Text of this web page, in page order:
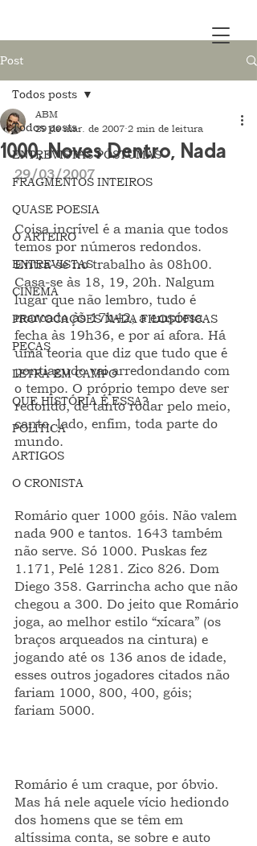
Post
Todos posts
ENTREVISTAS PÓSTUMAS
FRAGMENTOS INTEIROS
QUASE POESIA
O ARTEIRO
ENTREVISTAS
CINEMA
PROVOCAÇÕES NADA FILOSÓFICAS
PEÇAS
LETRA EM CAMPO
QUE HISTÓRIA É ESSA?
POLÍTICA
ARTIGOS
O CRONISTA
Todos posts
1000, Noves Dentro, Nada
ABM
29 de mar. de 2007 2 min de leitura
29/03/2007
Coisa incrível é a mania que todos
temos por números redondos.
Entra-se no trabalho às 08h00.
Casa-se às 18, 19, 20h. Nalgum
lugar que não lembro, tudo é
marcado às 17h42, a empresa
fecha às 19h36, e por aí afora. Há
uma teoria que diz que tudo que é
pontiagudo vai arredondando com
o tempo. O próprio tempo deve ser
redondo, de tanto rodar pelo meio,
canto, lado, enfim, toda parte do
mundo.
Romário quer 1000 góis. Não valem
nada 900 e tantos. 1643 também
não serve. Só 1000. Puskas fez
1.171, Pelé 1281. Zico 826. Dom
Diego 358. Garrincha acho que não
chegou a 300. Do jeito que Romário
joga, ao melhor estilo “xícara” (os
braços arqueados na cintura) e
jogando até os 136 anos de idade,
esses outros jogadores citados não
fariam 1000, 800, 400, góis;
fariam 5000.
Romário é um craque, por óbvio.
Mas há nele aquele vício hediondo
dos homens que se têm em
altíssima conta, se sobre e auto